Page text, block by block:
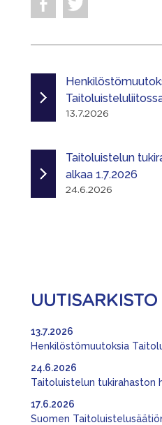
13.7.2026
Taitoluistelun
alkaa 1.7.2026
24.6.2026
UUTISARKISTO
Henkilöstömuutoksia
13.7.2026
Taitoluistelun tukirahaston
24.6.2026
Suomen
17.6.2026